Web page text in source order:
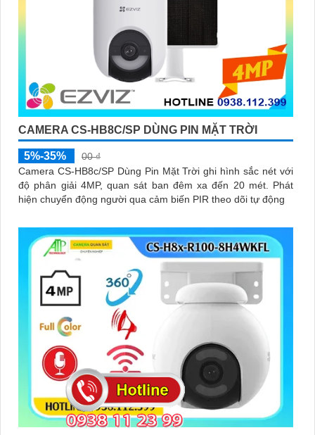
CAMERA CS-HB8C/SP DÙNG PIN MẶT TRỜI
5%-35%
00 ₫
Camera CS-HB8c/SP Dùng Pin Mặt Trời ghi hình sắc nét với
độ phân giải 4MP, quan sát ban đêm xa đến 20 mét. Phát
hiện chuyển động người qua cảm biến PIR theo dõi tự động